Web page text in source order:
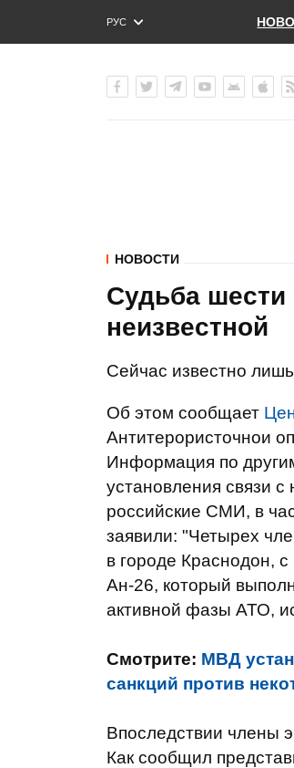
РУС
ENG
НОВОСТИ
Судьба шести
неизвестной
Сейчас известно
Об этом сообщает
Антитерористочнои
Информация по
установления связи
российские СМИ, в
заявили: "Четырех
в городе Краснодон,
Ан-26, который
активной фазы АТО,
Смотрите: МВД
санкций против
Впоследствии члены
Как сообщил